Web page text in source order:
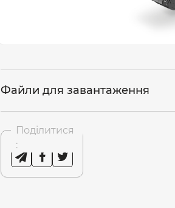
Файли для завантаження
Поділитися
: